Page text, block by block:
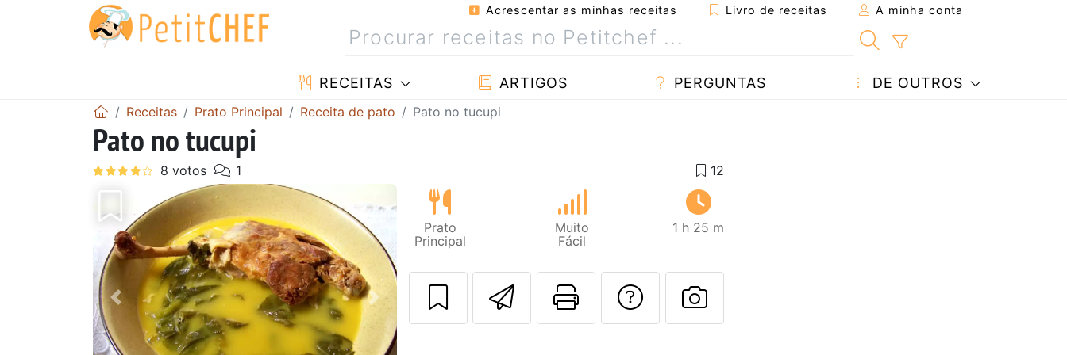
Acrescentar as minhas receitas Livro de receitas A minha conta
RECEITAS ARTIGOS PERGUNTAS DE OUTROS
Receitas Prato Principal Receita de pato Pato no tucupi
Pato no tucupi
Anterior Next
Prato
Principal
Muito
Fácil
1 h 25 m
Enviar esta receita a um amigo
Imprima esta página
Falar com o autor da receita
Fez esta receita? Compartilhe